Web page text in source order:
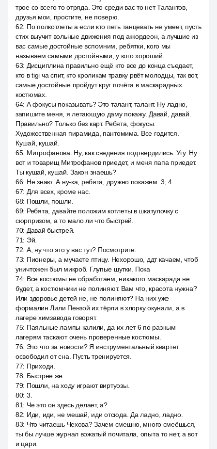
трое со всего то отряда. Это среди вас то нет Талантов,
друзья мои, простите, не поверю.
62: По полкотлеты а если кто петь танцевать не умеет, пусть
стих выучит вольные движения под аккордеон, а лучшие из
вас самые достойные вспомним, ребятки, кого мы
называем самыми достойными, у кого хороший.
63: Дисциплина правильно ещё кто все до конца съедает,
кто в tigi ча спит, кто кроликам травку рвёт молодцы, так вот,
самые достойные пройдут круг почёта в маскарадных
костюмах.
64: А фокусы показывать? Это талант, талант. Ну ладно,
запишите меня, я летающую даму покажу. Давай, давай.
Правильно? Только без карт. Ребята, фокусы.
Художественная пирамида, пантомима. Все годится.
Кушай, кушай.
65: Митрофанова. Ну, как сведения подтвердились. Угу. Ну
вот и товарищ Митрофанов приедет, и меня папа приедет.
Ты кушай, кушай. Закон знаешь?
66: Не знаю. А ну-ка, ребята, дружно покажем. 3, 4.
67: Для всех, кроме нас.
68: Пошли, пошли.
69: Ребята, давайте положим котлеты в шкатулочку с
сюрпризом, а то мало ли что быстрей.
70: Давай быстрей.
71: Эй.
72: А, ну что это у вас тут? Посмотрите.
73: Пионеры, а мучаете птицу. Нехорошо, ддт качаем, чтоб
уничтожен был микроб. Глупые шутки. Пока
74: Все костюмы не обработаем, никакого маскарада не
будет, а костюмчики не полиняют. Вам что, красота нужна?
Или здоровье детей не, не полиняют? На них уже
формалин Лили Пензой их тёрли в хлорку окунали, а в
лагере химзавода говорят.
75: Паяльные лампы калили, да их лет 6 по разным
лагерям таскают очень проверенные костюмы.
76: Это что за новости? Я инструментальный квартет
освободил от сна. Пусть тренируется.
77: Приходи.
78: Быстрее же.
79: Пошли, на ходу играют виртуозы.
80: 3.
81: Че это он здесь делает, а?
82: Иди, иди, не мешай, иди отсюда. Да ладно, ладно.
83: Что читаешь Чехова? Зачем смешно, много смеёшься,
ты бы лучше журнал вожатый почитала, опыта то нет, а вот
и цари.